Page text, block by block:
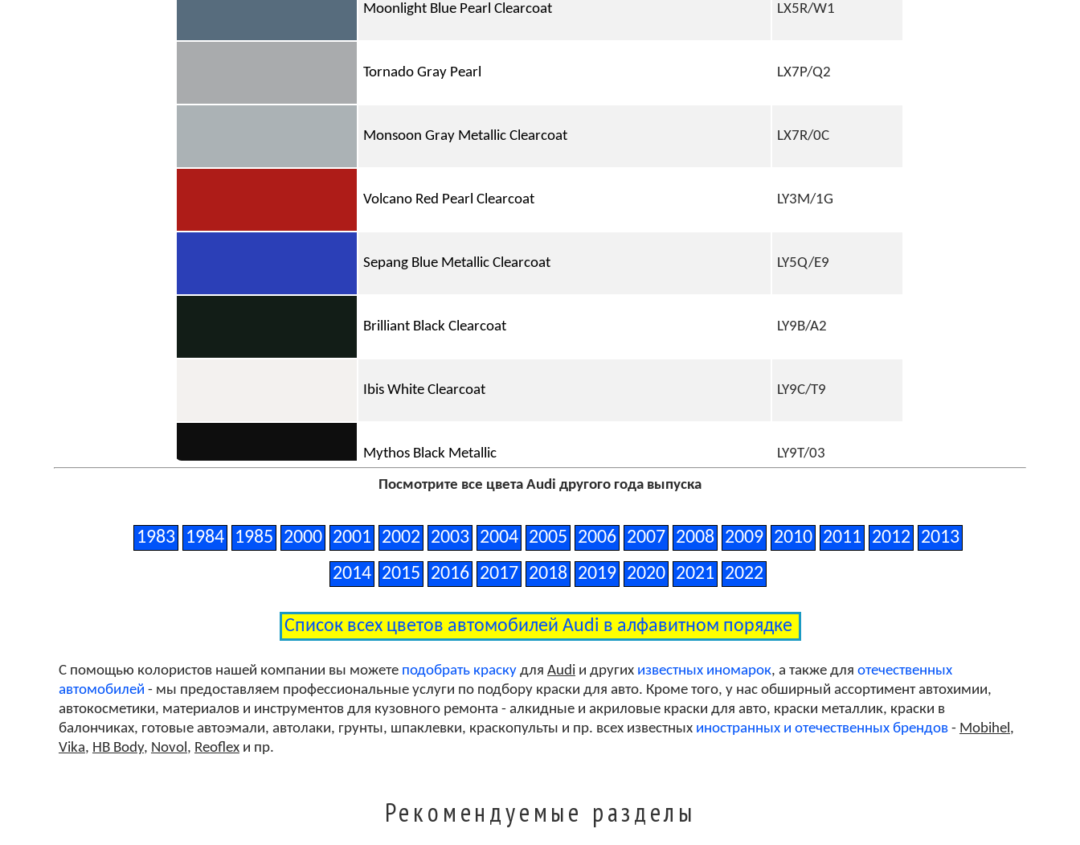
Moonlight Blue Pearl Clearcoat LX5R/W1
Tornado Gray Pearl LX7P/Q2
Monsoon Gray Metallic Clearcoat LX7R/0C
Volcano Red Pearl Clearcoat LY3M/1G
Sepang Blue Metallic Clearcoat LY5Q/E9
Brilliant Black Clearcoat LY9B/A2
Ibis White Clearcoat LY9C/T9
Mythos Black Metallic LY9T/03
Florett Silver Metallic
Daytona Gray Pearl Clearcoat LZ7S/6Y
Посмотрите все цвета Audi другого года выпуска
1983 1984 1985 2000 2001 2002 2003 2004 2005 2006 2007 2008 2009 2010 2011 2012
2013
2014
2015 2016 2017 2018 2019 2020 2021 2022
Список всех цветов автомобилей Audi в алфавитном порядке
С помощью колористов нашей компании вы можете подобрать краскудля Audiи других известных иномарок, а также для отечественных
автомобилей - мы предоставляем профессиональные услуги по подбору краски для авто. Кроме того, у нас обширный ассортимент автохимии,
автокосметики, материалов и инструментов для кузовного ремонта - алкидные и акриловые краски для авто, краски металлик, краски в
балончиках, готовые автоэмали, автолаки, грунты, шпаклевки, краскопульты и пр. всех известных иностранных и отечественных брендов- Mobihel,
Vika, HB Body, Novol, Reoflexи пр.
Рекомендуемые разделы